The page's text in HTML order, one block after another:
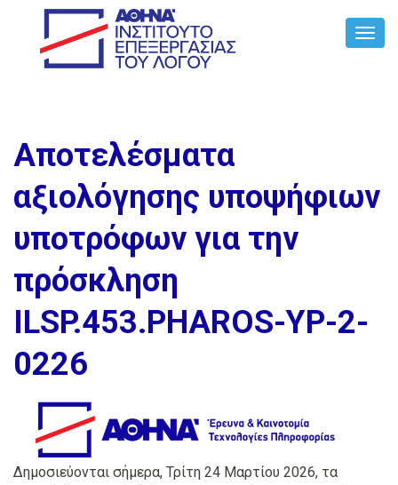
Αποτελέσματα
αξιολόγησης υποψήφιων
υποτρόφων για την
πρόσκληση
ILSP.453.PHAROS-YP-2-
0226
Δημοσιεύονται σήμερα, Τρίτη 24 Μαρτίου 2026, τα